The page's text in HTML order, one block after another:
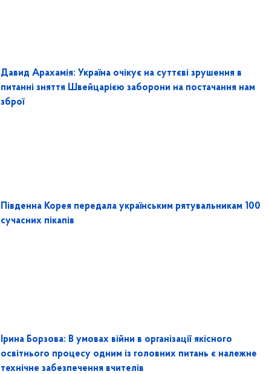
Давид Арахамія: Україна очікує на суттєві зрушення в
питанні зняття Швейцарією заборони на постачання нам
зброї
Південна Корея передала українським рятувальникам 100
сучасних пікапів
Ірина Борзова: В умовах війни в організації якісного
освітнього процесу одним із головних питань є належне
технічне забезпечення вчителів